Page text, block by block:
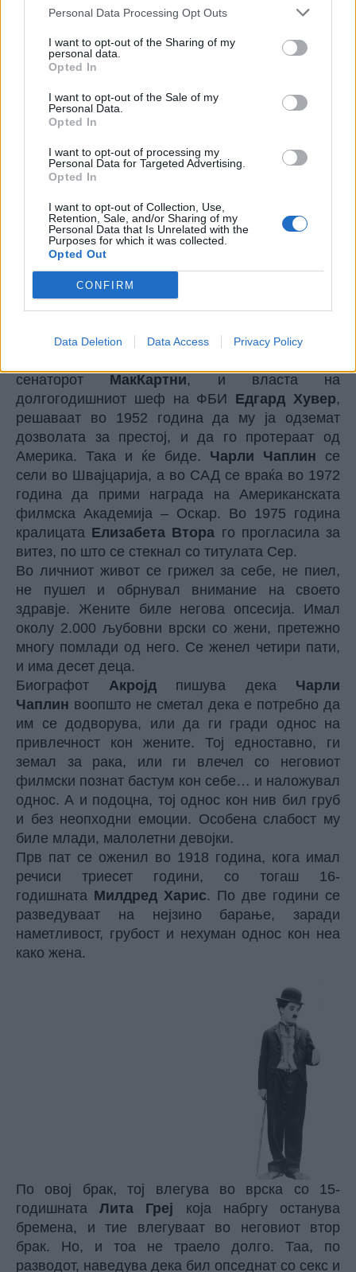
Personal Data Processing Opt Outs
I want to opt-out of the Sharing of my
personal data.
Opted In
I want to opt-out of the Sale of my
Personal Data.
Opted In
I want to opt-out of processing my
Personal Data for Targeted Advertising.
Opted In
I want to opt-out of Collection, Use,
Retention, Sale, and/or Sharing of my
Personal Data that Is Unrelated with the
Purposes for which it was collected.
Opted Out
CONFIRM
Data Deletion Data Access Privacy Policy
треба да ги надоместат зборовите, и да бидат
подобри од тоа.
По добивањето Оскар, во 1972 година, тој
подлегнува на болеста. Тешко се движи и
малку комуницира. Се сели во Вевеј,
Швајцарија, каде што умира на Божиќ во 1977
година. Култот, митот за
запрел со тој ден. По погребот, неговото тело
од гробот го украле група бугарски и полски
Парите не ги добиле, а телото е пронајдено по
11 недели, во близина на Женевското езеро. По
ова,Чарли Чаплин е повторно погребан, под
бетонска плоча висока два метри, за да се
спречи нова кражба.
Во својот живот тој бил актер, музичар,
осомничен за симпатизер на комунистите,
сенаторот МакКартни, и власта на
долгогодишниот шеф на ФБИ Едгард Хувер,
решаваат во 1952 година да му ја одземат
дозволата за престој, и да го протераат од
Америка. Така и ќе биде. Чарли Чаплин се
сели во Швајцарија, а во САД се враќа во 1972
година да прими награда на Американската
филмска Академија – Оскар. Во 1975 година
кралицата Елизабета Втора го прогласила за
витез, по што се стекнал со титулата Сер.
Во личниот живот се грижел за себе, не пиел,
не пушел и обрнувал внимание на своето
здравје. Жените биле негова опсесија. Имал
околу 2.000 љубовни врски со жени, претежно
многу помлади од него. Се женел четири пати,
и има десет деца.
Биографот Акројдпишува дека Чарли
Чаплин воопшто не сметал дека е потребно да
им се додворува, или да ги гради однос на
привлечност кон жените. Тој едноставно, ги
земал за рака, или ги влечел со неговиот
филмски познат бастум кон себе… и наложувал
однос. А и подоцна, тој однос кон нив бил груб
и без неопходни емоции. Особена слабост му
биле млади, малолетни девојки.
Прв пат се оженил во 1918 година, кога имал
речиси триесет години, со тогаш 16-
годишната Милдред Харис. По две години се
разведуваат на нејзино барање, заради
наметливост, грубост и нехуман однос кон неа
како жена.
По овој брак, тој влегува во врска со 15-
годишнатаЛита Греј која набргу останува
бремена, и тие влегуваат во неговиот втор
брак. Но, и тоа не траело долго. Таа, по
разводот, наведува дека бил опседнат со секс и